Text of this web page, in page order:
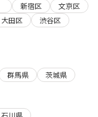
新宿区
文京区
大田区
渋谷区
群馬県
茨城県
石川県